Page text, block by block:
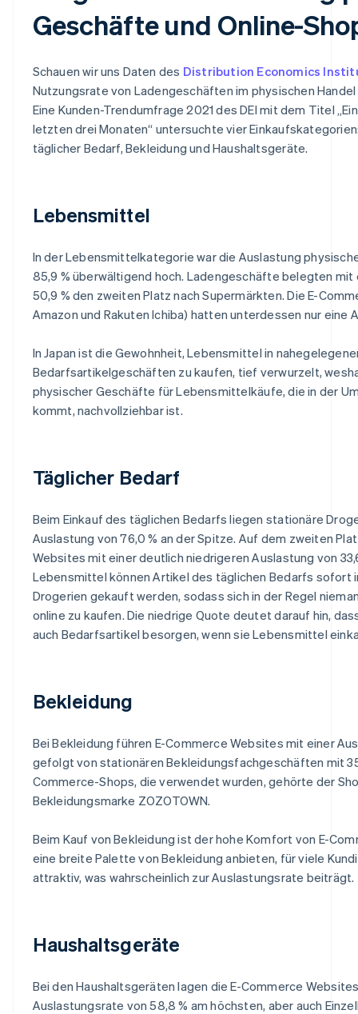
Geschäfte und Online-
Schauen wir uns Daten des Distribution Economics
Nutzungsrate von Ladengeschäften im physischen Handel
Eine Kunden-Trendumfrage 2021 des DEI mit dem Titel
letzten drei Monaten“ untersuchte vier
täglicher Bedarf, Bekleidung und Haushaltsgeräte.
Lebensmittel
In der Lebensmittelkategorie war die Auslastung
85,9 % überwältigend hoch. Ladengeschäfte belegten mit
50,9 % den zweiten Platz nach Supermärkten. Die E-
Amazon und Rakuten Ichiba) hatten unterdessen nur eine
In Japan ist die Gewohnheit, Lebensmittel in
Bedarfsartikelgeschäften zu kaufen, tief verwurzelt,
physischer Geschäfte für Lebensmittelkäufe, die in der
kommt, nachvollziehbar ist.
Täglicher Bedarf
Beim Einkauf des täglichen Bedarfs liegen stationäre
Auslastung von 76,0 % an der Spitze. Auf dem zweiten
Websites mit einer deutlich niedrigeren Auslastung von
Lebensmittel können Artikel des täglichen Bedarfs sofort
Drogerien gekauft werden, sodass sich in der Regel
online zu kaufen. Die niedrige Quote deutet darauf hin,
auch Bedarfsartikel besorgen, wenn sie Lebensmittel
Bekleidung
Bei Bekleidung führen E-Commerce Websites mit einer
gefolgt von stationären Bekleidungsfachgeschäften mit
Commerce-Shops, die verwendet wurden, gehörte der
Bekleidungsmarke ZOZOTOWN.
Beim Kauf von Bekleidung ist der hohe Komfort von E-
eine breite Palette von Bekleidung anbieten, für viele
attraktiv, was wahrscheinlich zur Auslastungsrate beiträgt.
Haushaltsgeräte
Bei den Haushaltsgeräten lagen die E-Commerce
Auslastungsrate von 58,8 % am höchsten, aber auch